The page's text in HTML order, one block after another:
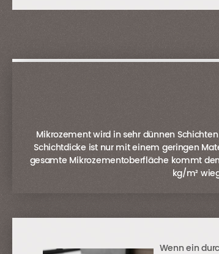
Mikrozement wird in sehr dünnen
Schichtdicke ist nur mit einem geringen
gesamte Mikrozementoberfläche kommt
kg/m²
Wenn ein